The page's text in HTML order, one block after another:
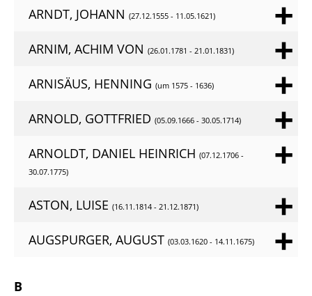
ARNDT, JOHANN (27.12.1555 - 11.05.1621)
ARNIM, ACHIM VON (26.01.1781 - 21.01.1831)
ARNISÄUS, HENNING (um 1575 - 1636)
ARNOLD, GOTTFRIED (05.09.1666 - 30.05.1714)
ARNOLDT, DANIEL HEINRICH (07.12.1706 -
30.07.1775)
ASTON, LUISE (16.11.1814 - 21.12.1871)
AUGSPURGER, AUGUST (03.03.1620 - 14.11.1675)
B